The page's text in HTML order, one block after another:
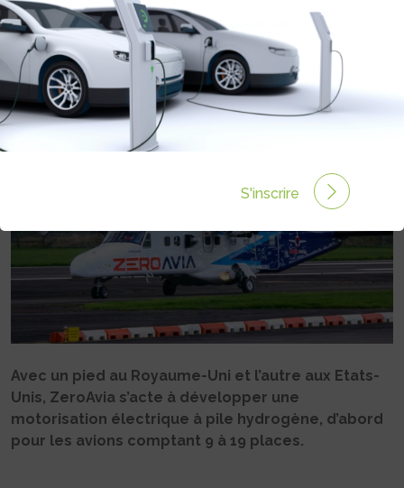
AVIONS ÉLECTRIQUES À PILE
HYDROGÈNE
Rédigé par Philippe Schwoerer le 26 Déc 2022 à 10:31
0 commentaires
Avec un pied au Royaume-Uni et l’autre aux Etats-
Unis, ZeroAvia s’acte à développer une
motorisation électrique à pile hydrogène, d’abord
pour les avions comptant 9 à 19 places.
S'inscrire